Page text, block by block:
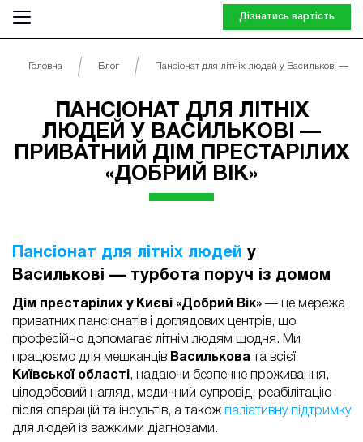
Дізнатись вартість
Головна Блог Пансіонат для літніх людей у Василькові —
ПАНСІОНАТ ДЛЯ ЛІТНІХ
ЛЮДЕЙ У ВАСИЛЬКОВІ —
ПРИВАТНИЙ ДІМ ПРЕСТАРІЛИХ
«ДОБРИЙ ВІК»
Пансіонат для літніх людей у
Василькові — турбота поруч із домом
Дім престарілих у Києві «Добрий Вік» — це мережа
приватних пансіонатів і доглядових центрів, що
професійно допомагає літнім людям щодня. Ми
працюємо для мешканців Василькова та всієї
Київської області , надаючи безпечне проживання,
цілодобовий нагляд, медичний супровід, реабілітацію
після операцій та інсультів, а також паліативну підтримку
для людей із важкими діагнозами.